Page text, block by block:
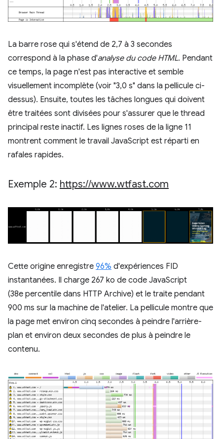
La barre rose qui s'étend de 2,7 à 3 secondes
correspond à la phase d'analyse du code HTML. Pendant
ce temps, la page n'est pas interactive et semble
visuellement incomplète (voir "3,0 s" dans la pellicule ci-
dessus). Ensuite, toutes les tâches longues qui doivent
être traitées sont divisées pour s'assurer que le thread
principal reste inactif. Les lignes roses de la ligne 11
montrent comment le travail JavaScript est réparti en
rafales rapides.
Exemple 2: https://www.wtfast.com
Cette origine enregistre 96% d'expériences FID
instantanées. Il charge 267 ko de code JavaScript
(38e percentile dans HTTP Archive) et le traite pendant
900 ms sur la machine de l'atelier. La pellicule montre que
la page met environ cinq secondes à peindre l'arrière-
plan et environ deux secondes de plus à peindre le
contenu.